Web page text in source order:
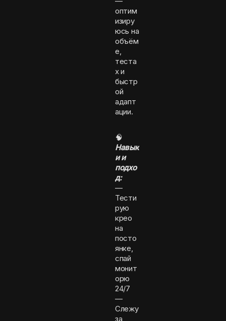
оптим
изиру
юсь на
объём
е,
теста
х и
быстр
ой
адапт
ации.
🧠
Навык
и и
подхо
д:
—
Тести
рую
крео
на
посто
янке,
спай
монит
орю
24/7
—
Слежу
за